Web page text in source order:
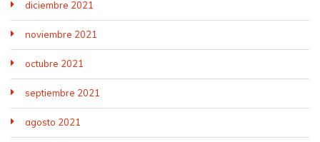
diciembre 2021
noviembre 2021
octubre 2021
septiembre 2021
agosto 2021